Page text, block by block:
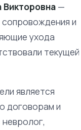
Викторовна —
и
ухода
текущей
является
договорам и